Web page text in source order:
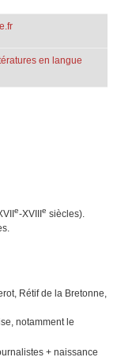
en langue
e-XVIIIe siècles).
Rétif de la Bretonne,
notamment le
+ naissance